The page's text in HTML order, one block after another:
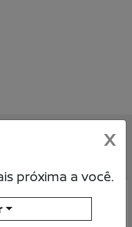
X
próxima a você.